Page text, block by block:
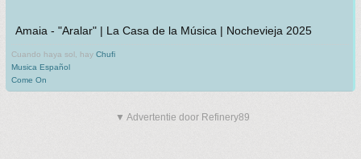
Amaia - "Aralar" | La Casa de la Música | Nochevieja 2025
Cuando haya sol, hay Chufi
Musica Español
Come On
▼ Advertentie door Refinery89